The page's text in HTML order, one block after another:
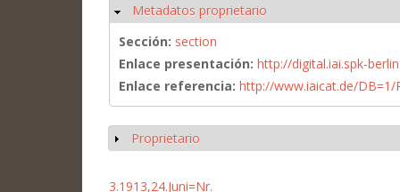
Ocultar
Metadatos proprietario
Sección: section
Enlace presentación: http://digital.iai.spk-
Enlace referencia: http://www.iaicat.de/DB=1/
Mostrar
Proprietario
3.1913,24.Juni=Nr.